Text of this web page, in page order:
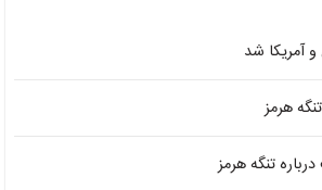
آمریکا شد
هرمز
تنگه هرمز